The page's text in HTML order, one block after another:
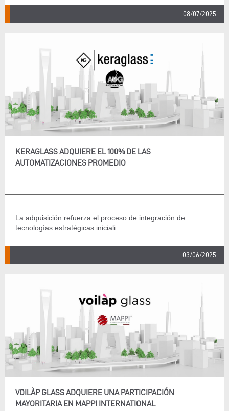
08/07/2025
KERAGLASS ADQUIERE EL 100% DE LAS
AUTOMATIZACIONES PROMEDIO
La adquisición refuerza el proceso de integración de
tecnologías estratégicas iniciali...
03/06/2025
VOILÀP GLASS ADQUIERE UNA PARTICIPACIÓN
MAYORITARIA EN MAPPI INTERNATIONAL